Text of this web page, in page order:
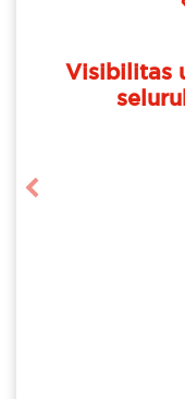
Visibilitas
Previous